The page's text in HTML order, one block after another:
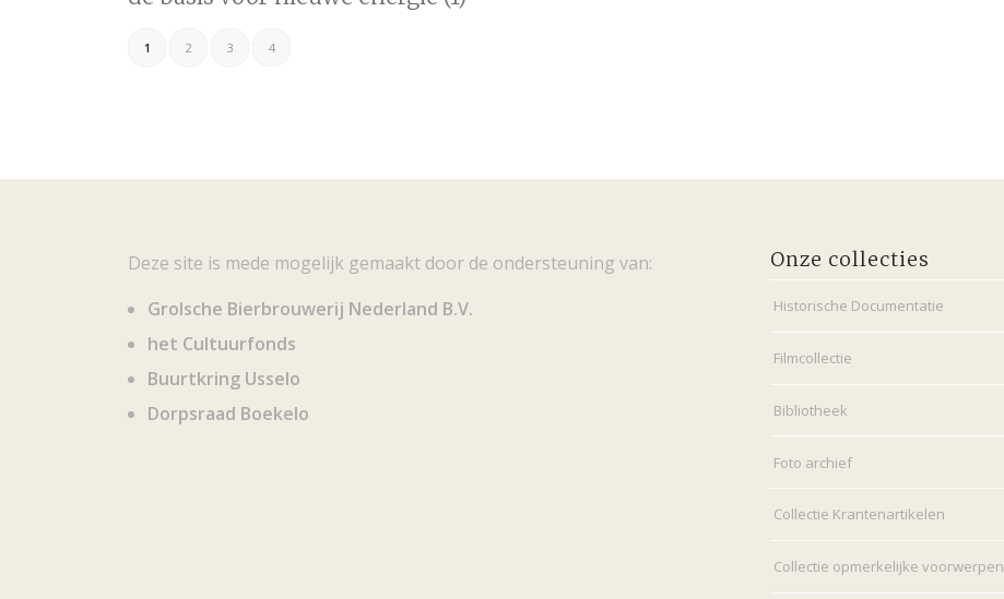
1 2 3 4
Deze site is mede mogelijk gemaakt door de ondersteuning van:
Grolsche Bierbrouwerij Nederland B.V.
het Cultuurfonds
Buurtkring Usselo
Dorpsraad Boekelo
Onze collecties
Historische Documentatie
Filmcollectie
Bibliotheek
Foto archief
Collectie Krantenartikelen
Collectie opmerkelijke voorwerpen